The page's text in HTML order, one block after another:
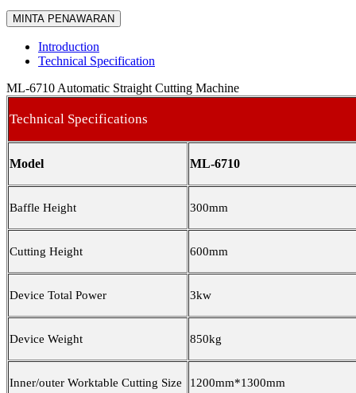
MINTA PENAWARAN
Introduction
Technical Specification
ML-6710 Automatic Straight Cutting Machine
Technical Specifications
Model ML-6710
Baffle Height 300mm
Cutting Height 600mm
Device Total Power 3kw
Device Weight 850kg
Inner/outer Worktable Cutting Size 1200mm*1300mm